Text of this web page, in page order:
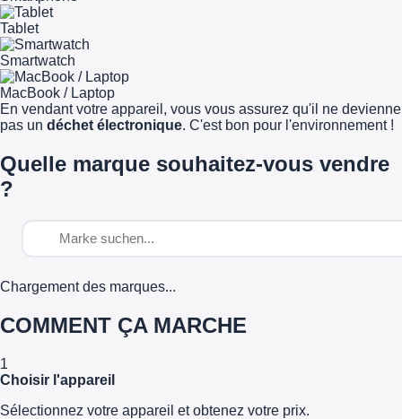
Tablet
Smartwatch
MacBook / Laptop
En vendant votre appareil, vous vous assurez qu'il ne devienne
pas un déchet électronique. C'est bon pour l'environnement !
Quelle marque souhaitez-vous vendre
?
Chargement des marques...
COMMENT ÇA MARCHE
1
Choisir l'appareil
Sélectionnez votre appareil et obtenez votre prix.